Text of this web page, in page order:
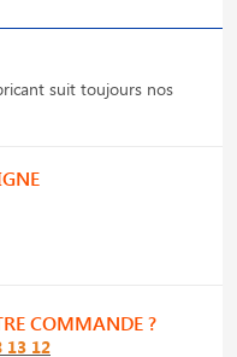
suit toujours nos
COMMANDE ?
13 12